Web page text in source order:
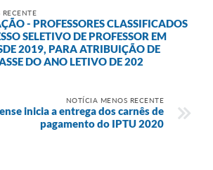
- PROFESSORES CLASSIFICADOS
SELETIVO DE PROFESSOR EM
2019, PARA ATRIBUIÇÃO DE
DO ANO LETIVO DE 202
NOTÍCIA MENOS RECENTE
inicia a entrega dos carnês de
pagamento do IPTU 2020